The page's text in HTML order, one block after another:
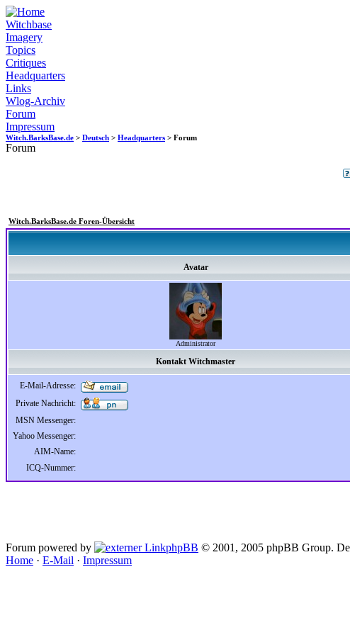
Witchbase
Imagery
Topics
Critiques
Headquarters
Links
Wlog-Archiv
Forum
Impressum
Witch.BarksBase.de > Deutsch > Headquarters > Forum
Forum
Witch.BarksBase.de Foren-Übersicht
Avatar
Administrator
Kontakt Witchmaster
E-Mail-Adresse:
Private Nachricht:
MSN Messenger:
Yahoo Messenger:
AIM-Name:
ICQ-Nummer:
Forum powered by phpBB © 2001, 2005 phpBB Group.
Home · E-Mail · Impressum